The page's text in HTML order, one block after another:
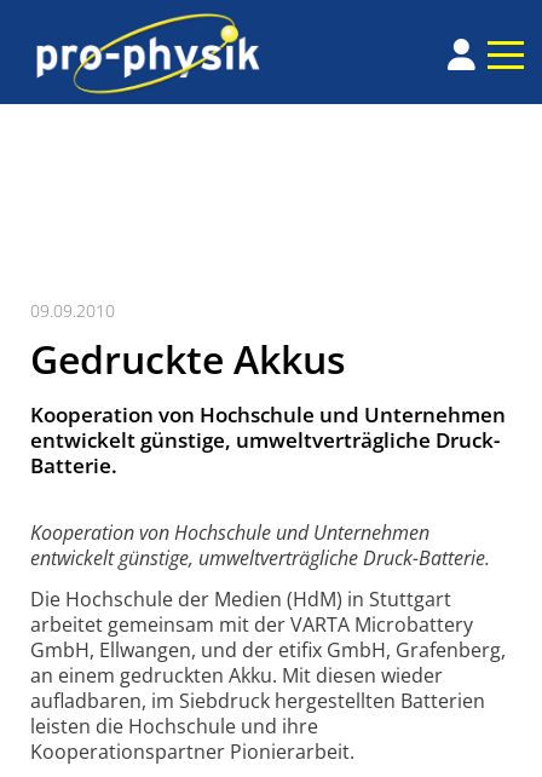
09.09.2010
Gedruckte Akkus
Kooperation von Hochschule und Unternehmen
entwickelt günstige, umweltverträgliche Druck-
Batterie.
Kooperation von Hochschule und Unternehmen
entwickelt günstige, umweltverträgliche Druck-Batterie.
Die Hochschule der Medien (HdM) in Stuttgart
arbeitet gemeinsam mit der VARTA Microbattery
GmbH, Ellwangen, und der etifix GmbH, Grafenberg,
an einem gedruckten Akku. Mit diesen wieder
aufladbaren, im Siebdruck hergestellten Batterien
leisten die Hochschule und ihre
Kooperationspartner Pionierarbeit.